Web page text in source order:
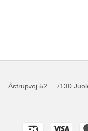
Åstrupvej 52 7130